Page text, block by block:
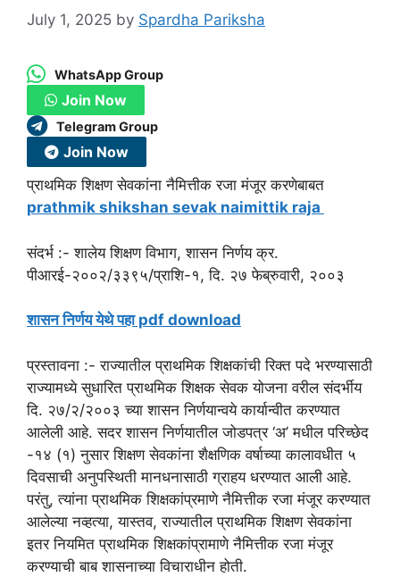
July 1, 2025 by Spardha Pariksha
WhatsApp Group
Join Now
Telegram Group
Join Now
प्राथमिक शिक्षण सेवकांना नैमित्तीकरजा मंजूर करणेबाबत
prathmik shikshan sevak naimittik raja
संदर्भ :- शालेय शिक्षण विभाग, शासन निर्णय क्र.
पीआरई-२००२/३३९५/प्राशि-१, दि. २७ फेब्रुवारी, २००३
शासन निर्णय येथे पहा pdf download
प्रस्तावना :- राज्यातील प्राथमिक शिक्षकांची रिक्त पदे भरण्यासाठी
राज्यामध्ये सुधारित प्राथमिक शिक्षक सेवक योजना वरील संदर्भीय
दि. २७/२/२००३ च्या शासन निर्णयान्वये कार्यान्वीत करण्यात
आलेली आहे. सदर शासन निर्णयातील जोडपत्र ‘अ’ मधील परिच्छेद
-१४ (१) नुसार शिक्षण सेवकांना शैक्षणिक वर्षाच्या कालावधीत ५
दिवसाची अनुपस्थिती मानधनासा‌ठी ग्राहय धरण्यात आली आहे.
परंतु, त्यांना प्राथमिक शिक्षकांप्रमाणे नैमित्तीक रजा मंजूर करण्यात
आलेल्या नव्हत्या, यास्तव, राज्यातील प्राथमिक शिक्षण सेवकांना
इतर नियमित प्राथमिक शिक्षकांप्रामाणे नैमित्तीक रजा मंजूर
करण्याची बाब शासनाच्या विचाराधीन होती.